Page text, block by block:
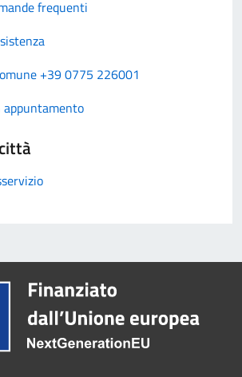
frequenti
+39 0775 226001
appuntamento